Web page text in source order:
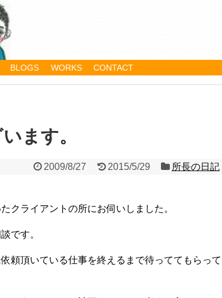
BLOGS WORKS CONTACT
ます。
2009/8/27 2015/5/29 所長の日記
クライアントの所にお伺いしました。
です。
頼頂いている仕事を終えるまで待っててもらって